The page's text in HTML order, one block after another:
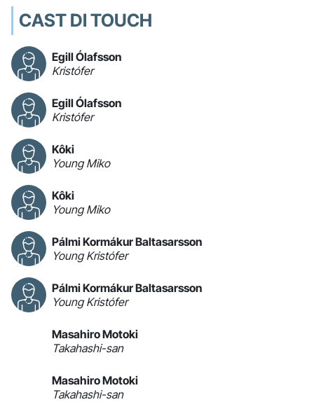
CAST DI TOUCH
Egill Ólafsson
Kristófer
Egill Ólafsson
Kristófer
Kôki
Young Miko
Kôki
Young Miko
Pálmi Kormákur Baltasarsson
Young Kristófer
Pálmi Kormákur Baltasarsson
Young Kristófer
Masahiro Motoki
Takahashi-san
Masahiro Motoki
Takahashi-san